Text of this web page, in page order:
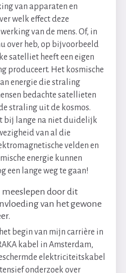
van apparaten en
welk effect deze
van de mens. Of, in
over heb, op bijvoorbeeld
satelliet heeft een eigen
produceert. Het kosmische
energie die straling
bedachte satellieten
straling uit de kosmos.
bij lange na niet duidelijk
van al die
velden en
energie kunnen
een lange weg te gaan!
meeslepen door dit
van het gewone
begin van mijn carrière in
kabel in Amsterdam,
elektriciteitskabel
onderzoek over